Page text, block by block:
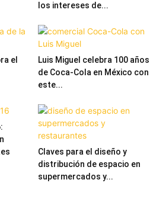
los intereses de...
el
Luis Miguel celebra 100 años
de Coca-Cola en México con
este...
Claves para el diseño y
distribución de espacio en
supermercados y...